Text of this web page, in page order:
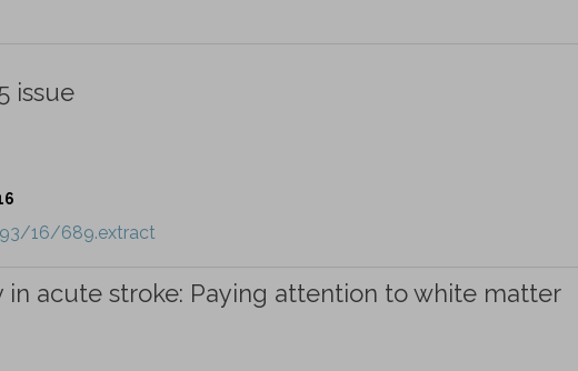
issue
16/689.extract
acute stroke: Paying attention to white matter